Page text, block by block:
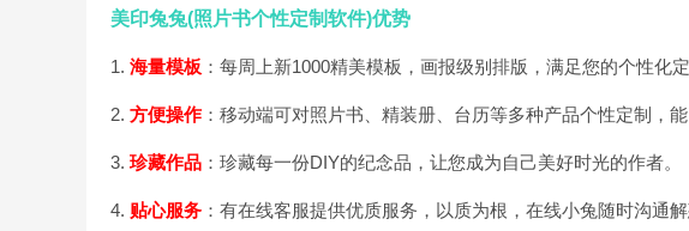
美印兔兔(照片书个性定制软件)优势
1. 海量模板 ：每周上新1000精美模板，画报级别排版，满足您的个性化定
2. 方便操作 ：移动端可对照片书、精装册、台历等多种产品个性定制，
3. 珍藏作品 ：珍藏每一份DIY的纪念品，让您成为自己美好时光的作者。
4. 贴心服务 ：有在线客服提供优质服务，以质为根，在线小兔随时沟通